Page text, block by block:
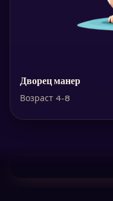
Дворец манер
Возраст 4-8